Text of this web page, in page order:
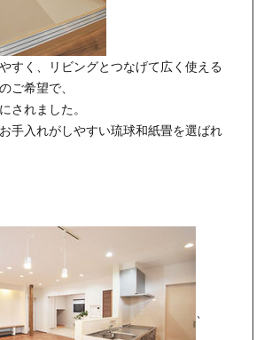
すく、リビングとつなげて広く使える
ご希望で、
されました。
手入れがしやすい琉球和紙畳を選ばれ
、